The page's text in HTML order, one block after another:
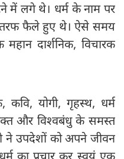
में लगे थे। धर्म के नाम पर
तरफ फैले हुए थे। ऐसे समय
दार्शनिक, विचारक
कवि, योगी, गृहस्थ, धर्म
और विश्वबंधु के समस्त
ने उपदेशों को अपने जीवन